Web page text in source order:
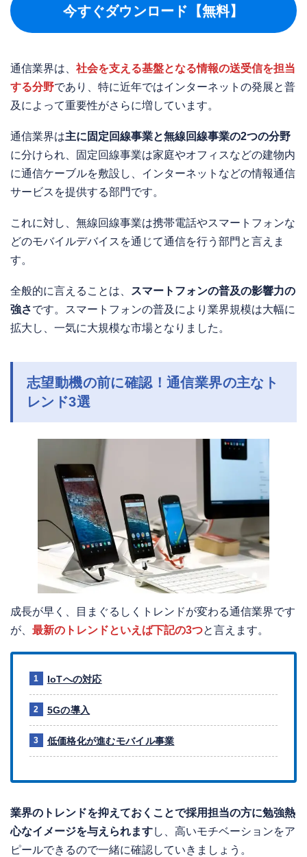
今すぐダウンロード【無料】
通信業界は、 社会を支える基盤となる情報の送受信を担当
する分野であり、特に近年ではインターネットの発展と普
及によって重要性がさらに増しています。
通信業界は主に固定回線事業と無線回線事業の2つの分野
に分けられ、固定回線事業は家庭やオフィスなどの建物内
に通信ケーブルを敷設し、インターネットなどの情報通信
サービスを提供する部門です。
これに対し、無線回線事業は携帯電話やスマートフォンな
どのモバイルデバイスを通じて通信を行う部門と言えま
す。
全般的に言えることは、
スマートフォンの普及の影響力の
強さです。スマートフォンの普及により業界規模は大幅に
拡大し、一気に大規模な市場となりました。
志望動機の前に確認！通信業界の主なト
レンド3選
成長が早く、目まぐるしくトレンドが変わる通信業界です
が、 最新のトレンドといえば下記の3つと言えます。
IoTへの対応
5Gの導入
低価格化が進むモバイル事業
業界のトレンドを抑えておくことで採用担当の方に勉強熱
心なイメージを与えられますし、高いモチベーションをア
ピールできるので一緒に確認していきましょう。